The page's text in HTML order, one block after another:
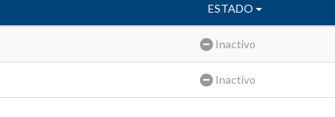
ESTADO
Inactivo
Inactivo